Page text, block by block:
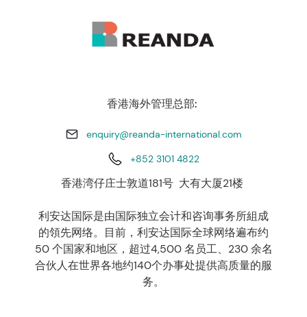
香港海外管理总部:
enquiry@reanda-international.com
+852 3101 4822
香港湾仔庄士敦道181号 大有大厦21楼
利安达国际是由国际独立会计和咨询事务所組成
的領先网络。目前，利安达国际全球网络遍布约
50 个国家和地区，超过4,500 名员工、230 余名
合伙人在世界各地约140个办事处提供高质量的服
务。